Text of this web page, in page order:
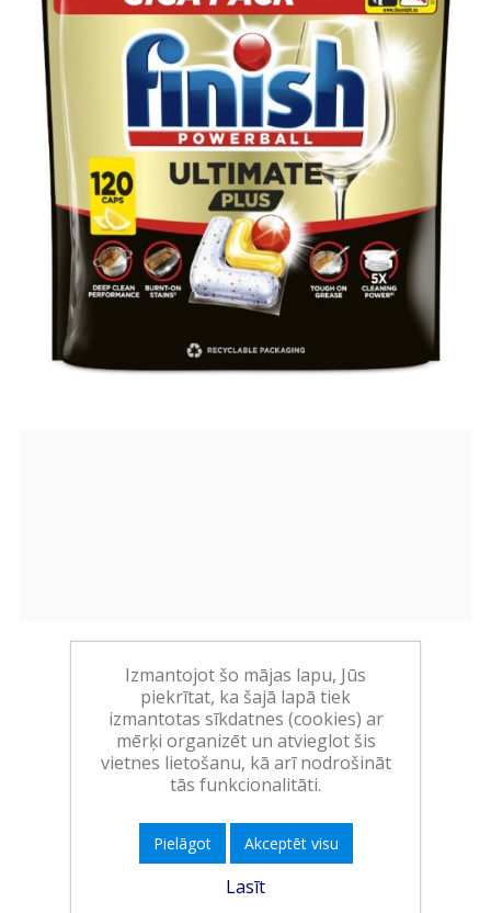
57,70€
(0,48 EUR/tablete)
Ražotājs:RECKITT BENCKISER HC
Art.:254305
5908252020942
Izmantojot šo mājas lapu, Jūs
piekrītat, ka šajā lapā tiek
izmantotas sīkdatnes (cookies) ar
mērķi organizēt un atvieglot šis
vietnes lietošanu, kā arī nodrošināt
tās funkcionalitāti.
Pielāgot Akceptēt visu
Lasīt